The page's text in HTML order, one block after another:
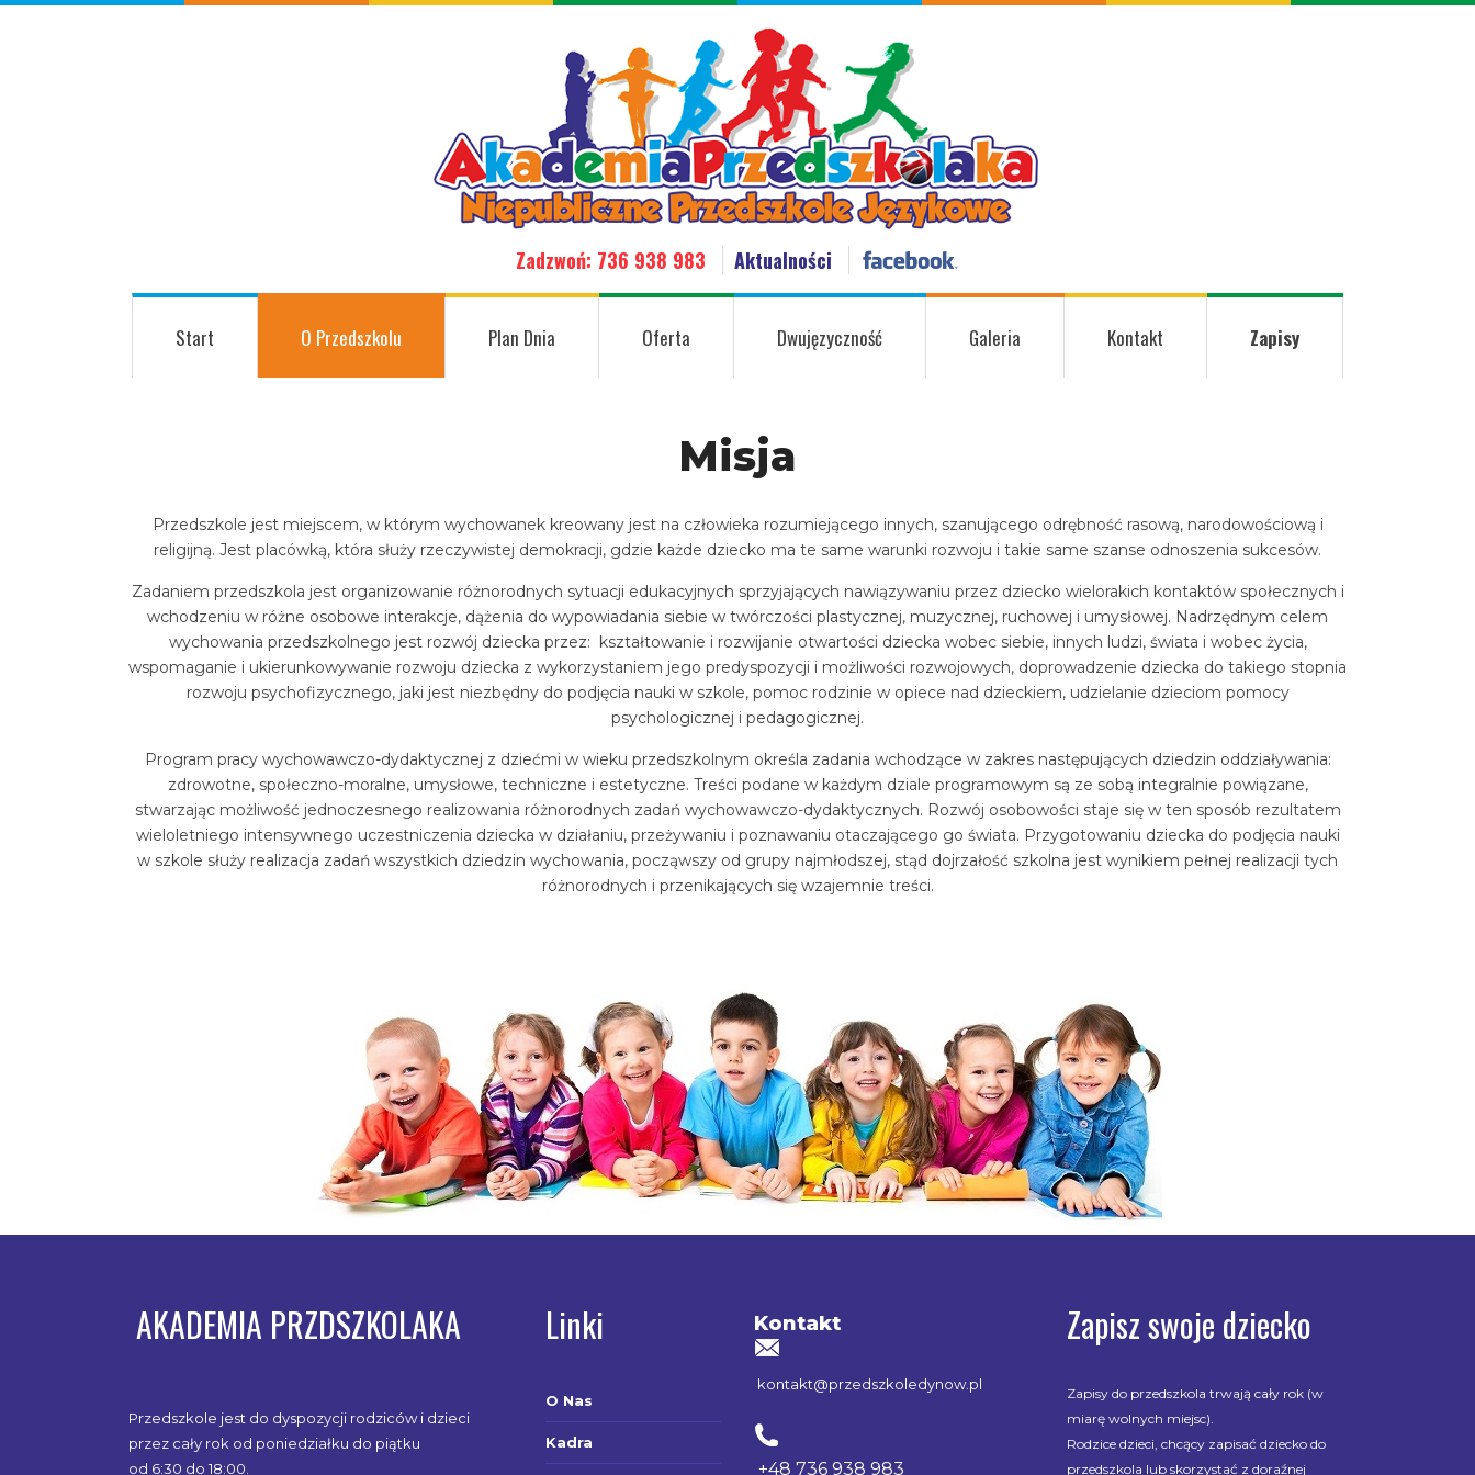
Zadzwoń: 736 938 983 Aktualności
Start O Przedszkolu Plan Dnia Oferta Dwujęzyczność Galeria Kontakt Zapisy
Misja
Przedszkole jest miejscem, w którym wychowanek kreowany jest na człowieka rozumiejącego innych, szanującego odrębność rasową, narodowościową i
religijną. Jest placówką, która służy rzeczywistej demokracji, gdzie każde dziecko ma te same warunki rozwoju i takie same szanse odnoszenia sukcesów.
Zadaniem przedszkola jest organizowanie różnorodnych sytuacji edukacyjnych sprzyjających nawiązywaniu przez dziecko wielorakich kontaktów społecznych i
wchodzeniu w różne osobowe interakcje, dążenia do wypowiadania siebie w twórczości plastycznej, muzycznej, ruchowej i umysłowej. Nadrzędnym celem
wychowania przedszkolnego jest rozwój dziecka przez: kształtowanie i rozwijanie otwartości dziecka wobec siebie, innych ludzi, świata i wobec życia,
wspomaganie i ukierunkowywanie rozwoju dziecka z wykorzystaniem jego predyspozycji i możliwości rozwojowych, doprowadzenie dziecka do takiego stopnia
rozwoju psychofizycznego, jaki jest niezbędny do podjęcia nauki w szkole, pomoc rodzinie w opiece nad dzieckiem, udzielanie dzieciom pomocy
psychologicznej i pedagogicznej.
Program pracy wychowawczo-dydaktycznej z dziećmi w wieku przedszkolnym określa zadania wchodzące w zakres następujących dziedzin oddziaływania:
zdrowotne, społeczno-moralne, umysłowe, techniczne i estetyczne. Treści podane w każdym dziale programowym są ze sobą integralnie powiązane,
stwarzając możliwość jednoczesnego realizowania różnorodnych zadań wychowawczo-dydaktycznych. Rozwój osobowości staje się w ten sposób rezultatem
wieloletniego intensywnego uczestniczenia dziecka w działaniu, przeżywaniu i poznawaniu otaczającego go świata. Przygotowaniu dziecka do podjęcia nauki
w szkole służy realizacja zadań wszystkich dziedzin wychowania, począwszy od grupy najmłodszej, stąd dojrzałość szkolna jest wynikiem pełnej realizacji tych
różnorodnych i przenikających się wzajemnie treści.
AKADEMIA PRZDSZKOLAKA
Przedszkole jest do dyspozycji rodziców i dzieci
przez cały rok od poniedziałku do piątku
od 6:30 do 18:00.
Linki
O Nas
Kadra
Kontakt
kontakt@przedszkoledynow.pl
+48 736 938 983
Zapisz swoje dziecko
Zapisy do przedszkola trwają cały rok (w
miarę wolnych miejsc).
Rodzice dzieci, chcący zapisać dziecko do
przedszkola lub skorzystać z doraźnej